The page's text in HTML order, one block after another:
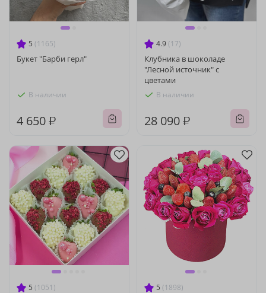
5 (1165)
Букет "Барби герл"
В наличии
4 650 ₽
4.9 (17)
Клубника в шоколаде
"Лесной источник" с
цветами
В наличии
28 090 ₽
5 (1051) 5 (1898)